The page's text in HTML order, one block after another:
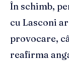
În schimb,
cu Lasconi
provocare,
reafirma